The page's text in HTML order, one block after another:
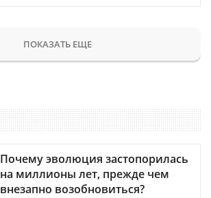
ПОКАЗАТЬ ЕЩЕ
Почему эволюция застопорилась
на миллионы лет, прежде чем
внезапно возобновиться?